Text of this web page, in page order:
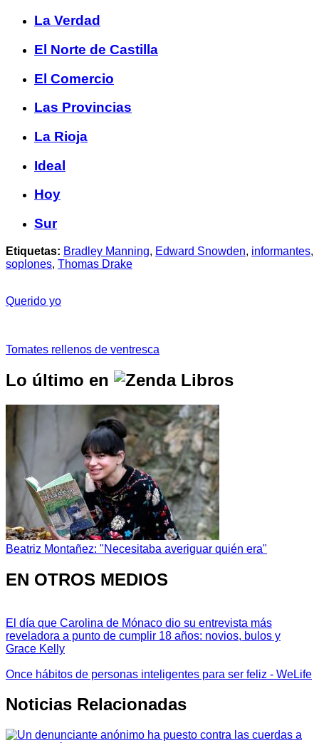
La Verdad
El Norte de Castilla
El Comercio
Las Provincias
La Rioja
Ideal
Hoy
Sur
Etiquetas: Bradley Manning, Edward Snowden, informantes,
soplones, Thomas Drake
Querido yo
Tomates rellenos de ventresca
Lo último en
Beatriz Montañez: "Necesitaba averiguar quién era"
EN OTROS MEDIOS
El día que Carolina de Mónaco dio su entrevista más
reveladora a punto de cumplir 18 años: novios, bulos y
Grace Kelly
Once hábitos de personas inteligentes para ser feliz - WeLife
Noticias Relacionadas